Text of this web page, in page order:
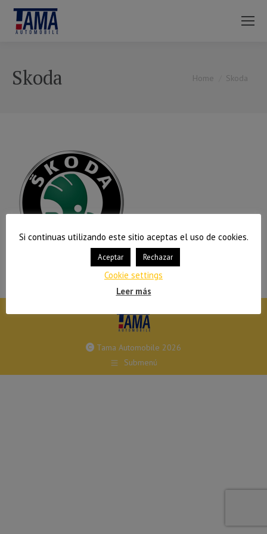
Skoda You are here:
Home Skoda
Tama Automobile 2026
Submenú
Si continuas utilizando este sitio aceptas el uso de cookies.
Aceptar Rechazar
Cookie settings
Leer más